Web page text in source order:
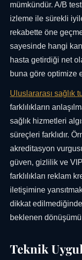
mümkündür. A/B
izleme ile sürekli
rekabette öne
sayesinde hangi
hasta getirdiği net
buna göre optimize
Uluslararası sağlık
farklılıkların
sağlık hizmetleri
süreçleri farklıdır.
akreditasyon
güven, gizlilik ve
farklılıkları reklam
iletişimine
dikkat
beklenen
Teknik